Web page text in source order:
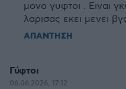
μονο γυφτοι . Ειναι
λαρισας εκει μενει
ΑΠΑΝΤΗΣΗ
Γύφτοι
06.06.2026, 17:12